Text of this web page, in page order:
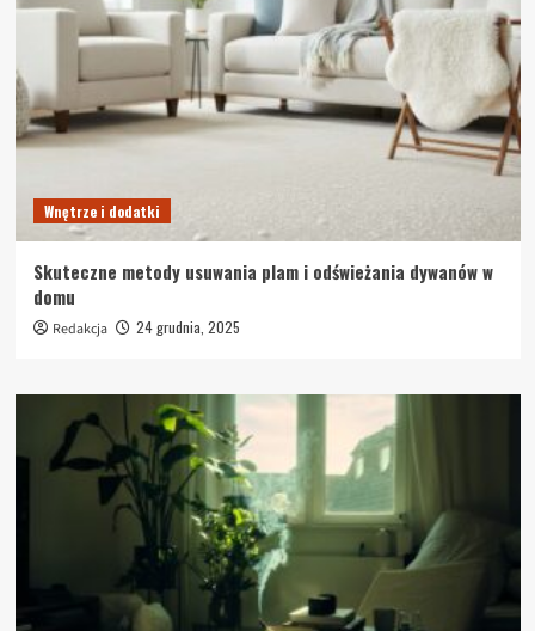
Wnętrze i dodatki
Skuteczne metody usuwania plam i odświeżania dywanów w
domu
Redakcja 24 grudnia, 2025